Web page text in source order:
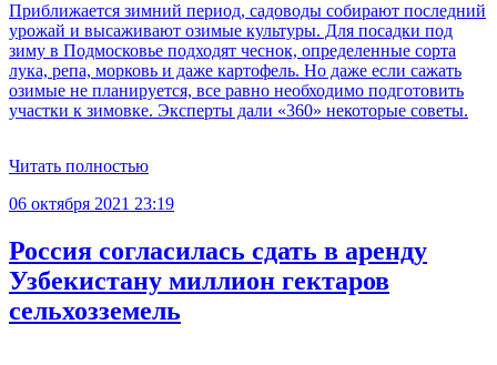
Приближается зимний период, садоводы собирают последний
урожай и высаживают озимые культуры. Для посадки под
зиму в Подмосковье подходят чеснок, определенные сорта
лука, репа, морковь и даже картофель. Но даже если сажать
озимые не планируется, все равно необходимо подготовить
участки к зимовке. Эксперты дали «360» некоторые советы.
Читать полностью
06 октября 2021 23:19
Россия согласилась сдать в аренду
Узбекистану миллион гектаров
сельхозземель